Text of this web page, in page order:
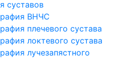
суставов
ВНЧС
плечевого сустава
локтевого сустава
лучезапястного